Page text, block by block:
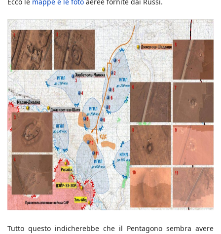
Tutto questo indicherebbe che il Pentagono sembra avere